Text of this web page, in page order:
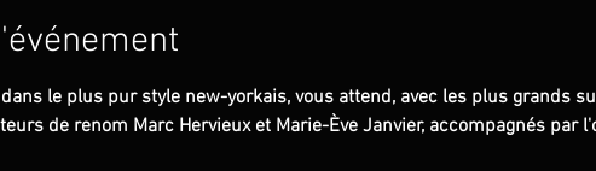
le plus pur style new-yorkais, vous attend, avec les plus grands
de renom Marc Hervieux et Marie-Ève Janvier, accompagnés par